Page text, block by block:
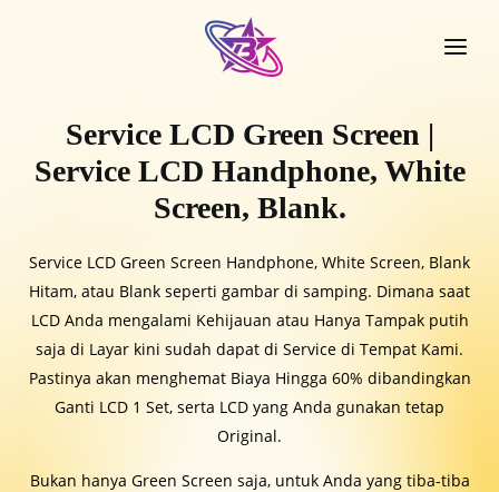
Service LCD Green Screen |
Service LCD Handphone, White
Screen, Blank.
Service LCD Green Screen Handphone, White Screen, Blank
Hitam, atau Blank seperti gambar di samping. Dimana saat
LCD Anda mengalami Kehijauan atau Hanya Tampak putih
saja di Layar kini sudah dapat di Service di Tempat Kami.
Pastinya akan menghemat Biaya Hingga 60% dibandingkan
Ganti LCD 1 Set, serta LCD yang Anda gunakan tetap
Original.
Bukan hanya Green Screen saja, untuk Anda yang tiba-tiba